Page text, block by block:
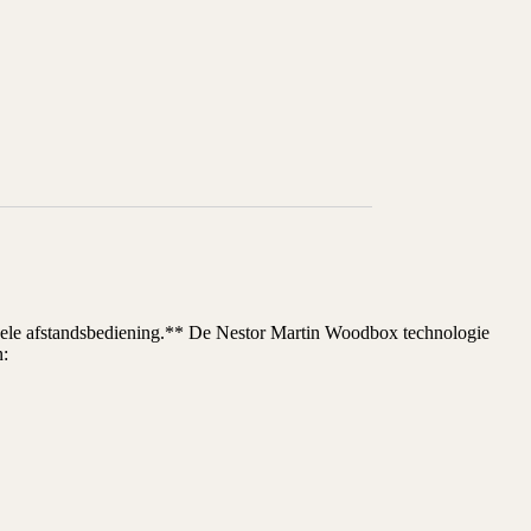
afstandsbediening.** De Nestor Martin Woodbox technologie